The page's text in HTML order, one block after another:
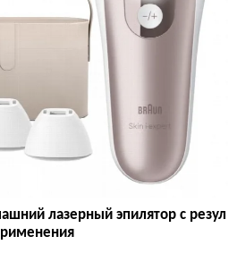
лазерный эпилятор с резул